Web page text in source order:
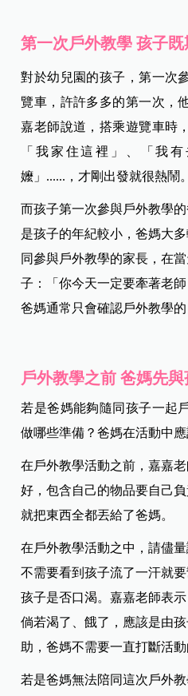
第一次戶外教學 孩子
對於幼兒園的孩子，第一次
覽車，許許多多的第一次，
嘉老師說道，搭乘遊覽車時
「我家住這裡」、「我
嬤」......，才剛出發就很熱鬧。
而孩子第一次參與戶外教學
是孩子的年紀較小，爸媽大
同參與戶外教學的家長，在
子：「你今天一定要牽著老
爸媽通常只會確認戶外教學
戶外教學之前 爸媽先
若是爸媽能夠隨同孩子一起
做哪些準備？爸媽在活動中
在戶外教學活動之前，嘉嘉
好，包含自己的物品要自己
就把東西全都丟給了爸媽。
在戶外教學活動之中，請儘
不需要看到孩子流了一汗就
孩子是否口渴。嘉嘉老師表
倘若渴了、餓了，應該是由
助，爸媽不需要一直打斷活動
若是爸媽無法陪同這次戶外